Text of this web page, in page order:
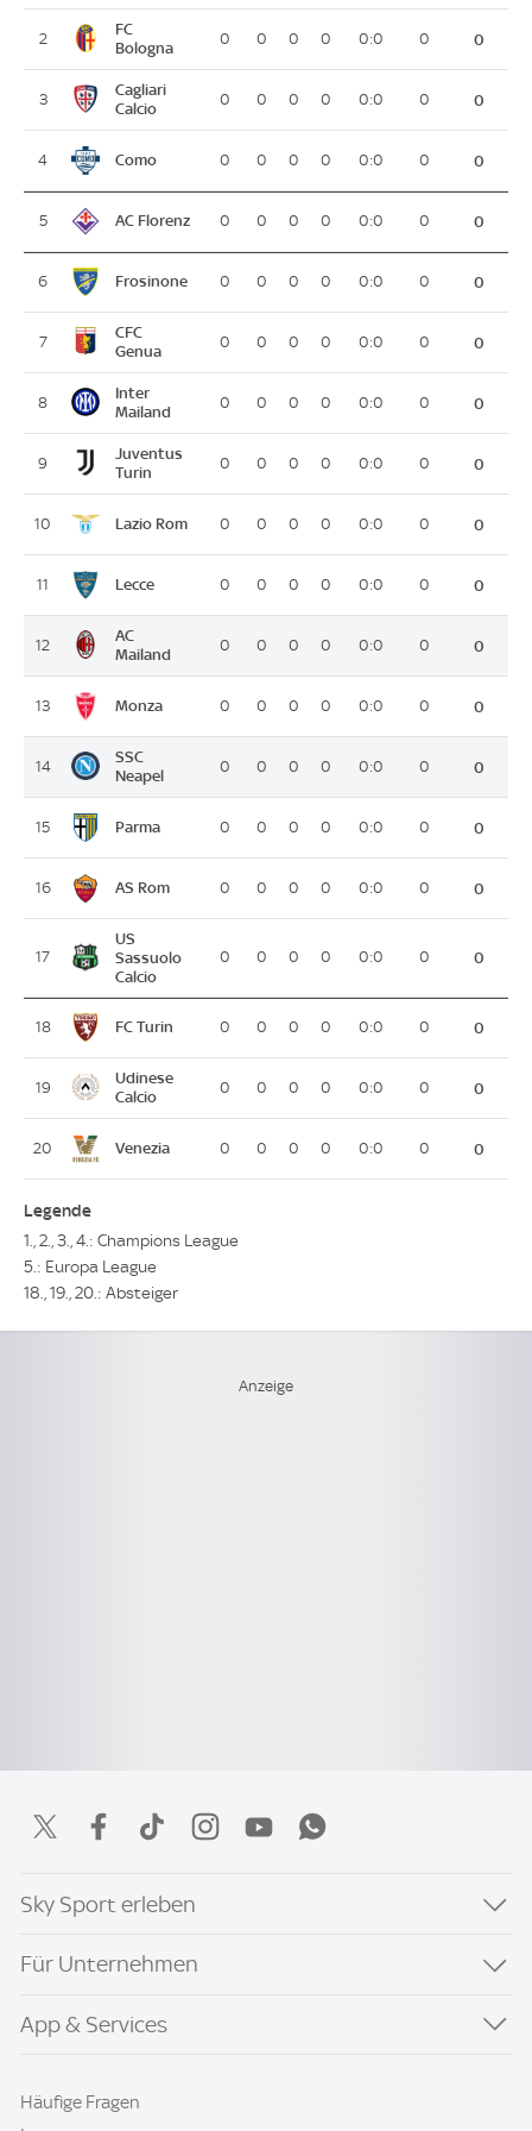
2
FC
Bologna
0 0 0 0 0:0 0 0
3
Cagliari
Calcio
0 0 0 0 0:0 0 0
4 Como 0 0 0 0 0:0 0 0
5 AC Florenz 0 0 0 0 0:0 0 0
6 Frosinone 0 0 0 0 0:0 0 0
7
CFC
Genua
0 0 0 0 0:0 0 0
8
Inter
Mailand
0 0 0 0 0:0 0 0
9
Juventus
Turin
0 0 0 0 0:0 0 0
10 Lazio Rom 0 0 0 0 0:0 0 0
11 Lecce 0 0 0 0 0:0 0 0
12
AC
Mailand
0 0 0 0 0:0 0 0
13 Monza 0 0 0 0 0:0 0 0
14
SSC
Neapel
0 0 0 0 0:0 0 0
15 Parma 0 0 0 0 0:0 0 0
16 AS Rom 0 0 0 0 0:0 0 0
17
US
Sassuolo
Calcio
0 0 0 0 0:0 0 0
18 FC Turin 0 0 0 0 0:0 0 0
19
Udinese
Calcio
0 0 0 0 0:0 0 0
20 Venezia 0 0 0 0 0:0 0 0
Legende
1., 2., 3., 4.: Champions League
5.: Europa League
18., 19., 20.: Absteiger
Sky Sport erleben
Für Unternehmen
App & Services
Häufige Fragen